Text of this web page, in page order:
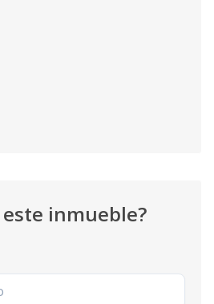
inmueble?